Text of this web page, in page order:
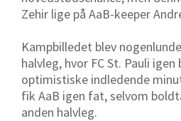
Zehir lige på AaB-keeper
Kampbilledet blev
halvleg, hvor FC St. Pauli
optimistiske indledende
fik AaB igen fat, selvom
anden halvleg.